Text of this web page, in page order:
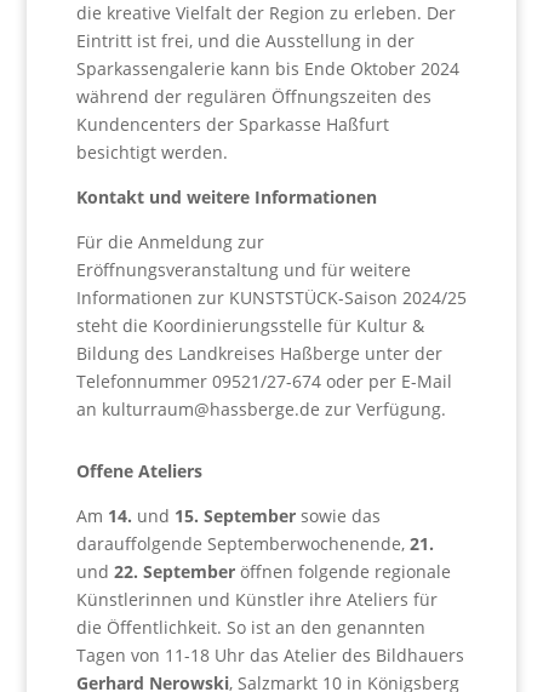
die kreative Vielfalt der Region zu erleben. Der
Eintritt ist frei, und die Ausstellung in der
Sparkassengalerie kann bis Ende Oktober 2024
während der regulären Öffnungszeiten des
Kundencenters der Sparkasse Haßfurt
besichtigt werden.
Kontakt und weitere Informationen
Für die Anmeldung zur
Eröffnungsveranstaltung und für weitere
Informationen zur KUNSTSTÜCK-Saison 2024/25
steht die Koordinierungsstelle für Kultur &
Bildung des Landkreises Haßberge unter der
Telefonnummer 09521/27-674 oder per E-Mail
an kulturraum@hassberge.de zur Verfügung.
Offene Ateliers
Am 14. und 15. Septembersowie das
darauffolgende Septemberwochenende, 21.
und 22. Septemberöffnen folgende regionale
Künstlerinnen und Künstler ihre Ateliers für
die Öffentlichkeit. So ist an den genannten
Tagen von 11-18 Uhr das Atelier des Bildhauers
Gerhard Nerowski, Salzmarkt 10 in Königsberg